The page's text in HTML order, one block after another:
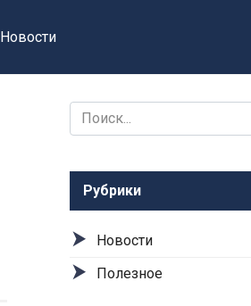
Новости
Search
for:
Рубрики
Новости
Полезное